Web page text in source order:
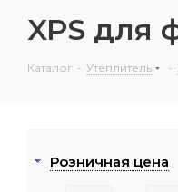
XPS для
Каталог - Утеплитель -
Розничная цена